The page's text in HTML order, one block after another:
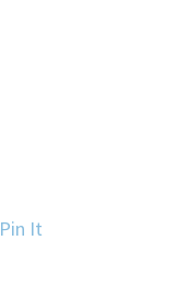
Pin It